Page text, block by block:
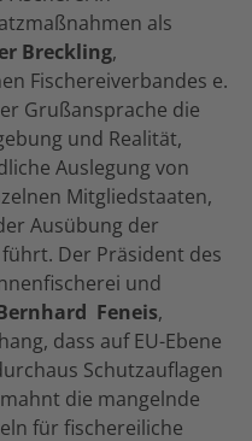
als
Breckling,
Fischereiverbandes e.
Grußansprache die
und Realität,
Auslegung von
Mitgliedstaaten,
Ausübung der
Der Präsident des
und
Feneis,
dass auf EU-Ebene
Schutzauflagen
die mangelnde
für fischereiliche